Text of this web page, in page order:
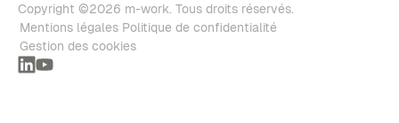
Copyright ©2026 m-work. Tous droits réservés.
Mentions légales Politique de confidentialité
Gestion des cookies